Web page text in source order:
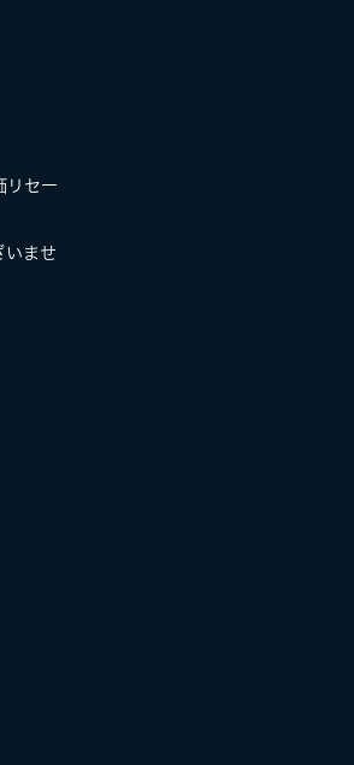
リセー
いませ